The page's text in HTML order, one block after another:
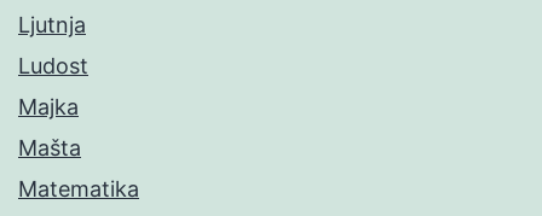
Ljutnja
Ludost
Majka
Mašta
Matematika